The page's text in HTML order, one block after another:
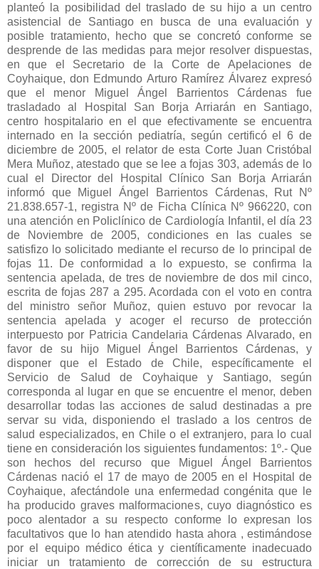
planteó la posibilidad del traslado de su hijo a un centro
asistencial de Santiago en busca de una evaluación y
posible tratamiento, hecho que se concretó conforme se
desprende de las medidas para mejor resolver dispuestas,
en que el Secretario de la Corte de Apelaciones de
Coyhaique, don Edmundo Arturo Ramírez Álvarez expresó
que el menor Miguel Ángel Barrientos Cárdenas fue
trasladado al Hospital San Borja Arriarán en Santiago,
centro hospitalario en el que efectivamente se encuentra
internado en la sección pediatría, según certificó el 6 de
diciembre de 2005, el relator de esta Corte Juan Cristóbal
Mera Muñoz, atestado que se lee a fojas 303, además de lo
cual el Director del Hospital Clínico San Borja Arriarán
informó que Miguel Ángel Barrientos Cárdenas, Rut Nº
21.838.657-1, registra Nº de Ficha Clínica Nº 966220, con
una atención en Policlínico de Cardiología Infantil, el día 23
de Noviembre de 2005, condiciones en las cuales se
satisfizo lo solicitado mediante el recurso de lo principal de
fojas 11. De conformidad a lo expuesto, se confirma la
sentencia apelada, de tres de noviembre de dos mil cinco,
escrita de fojas 287 a 295. Acordada con el voto en contra
del ministro señor Muñoz, quien estuvo por revocar la
sentencia apelada y acoger el recurso de protección
interpuesto por Patricia Candelaria Cárdenas Alvarado, en
favor de su hijo Miguel Ángel Barrientos Cárdenas, y
disponer que el Estado de Chile, específicamente el
Servicio de Salud de Coyhaique y Santiago, según
corresponda al lugar en que se encuentre el menor, deben
desarrollar todas las acciones de salud destinadas a pre
servar su vida, disponiendo el traslado a los centros de
salud especializados, en Chile o el extranjero, para lo cual
tiene en consideración los siguientes fundamentos: 1º.- Que
son hechos del recurso que Miguel Ángel Barrientos
Cárdenas nació el 17 de mayo de 2005 en el Hospital de
Coyhaique, afectándole una enfermedad congénita que le
ha producido graves malformaciones, cuyo diagnóstico es
poco alentador a su respecto conforme lo expresan los
facultativos que lo han atendido hasta ahora , estimándose
por el equipo médico ética y científicamente inadecuado
iniciar un tratamiento de corrección de su estructura